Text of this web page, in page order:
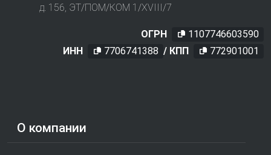
О компании
д. 156, ЭТ/ПОМ/КОМ 1/XVIII/7
ОГРН
1107746603590
ИНН
7706741388 / КПП 772901001